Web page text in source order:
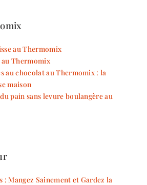
au Thermomix
Thermomix
au chocolat au Thermomix : la
maison
pain sans levure boulangère au
: Mangez Sainement et Gardez la